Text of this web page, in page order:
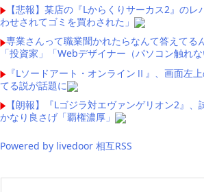
【悲報】某店の『Lからくりサーカス2』の
わせされてゴミを買わされた」
専業さんって職業聞かれたらなんて答えてる
「投資家」「Webデザイナー（パソコン触れな
『Lソードアート・オンラインⅡ』、画面左
てる説が話題に
【朗報】『Lゴジラ対エヴァンゲリオン2』
かなり良さげ「覇権濃厚」
Powered by livedoor 相互RSS